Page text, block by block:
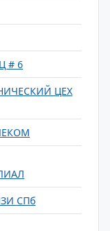
# 6
ЦЕХ
СПб